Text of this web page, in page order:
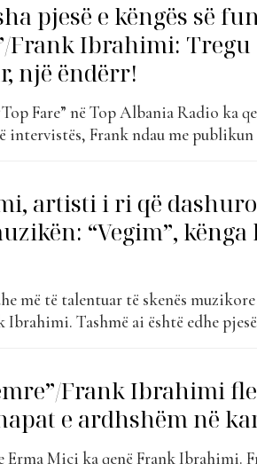
pjesë e këngës së
Frank Ibrahimi: Tregu
një ëndërr!
Fare” në Top Albania Radio ka
Frank ndau me publikun
artisti i ri që
“Vegim”, kënga
më të talentuar të skenës
Tashmë ai është edhe pjesë
Frank Ibrahimi
e ardhshëm në
Erma Mici ka qenë Frank Ibrahimi.